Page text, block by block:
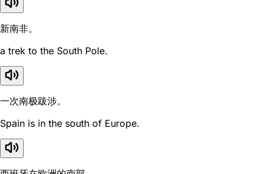
新南非。
a trek to the South Pole.
一次南极跋涉。
Spain is in the south of Europe.